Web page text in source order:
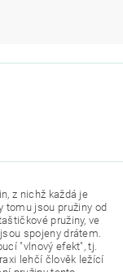
z nichž každá je
tomu jsou pružiny od
pružiny, ve
spojeny drátem.
"vlnový efekt", tj.
lehčí člověk ležící